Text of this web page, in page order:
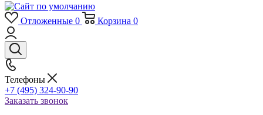
Отложенные 0 Корзина 0
Телефоны
+7 (495) 324-90-90
Заказать звонок